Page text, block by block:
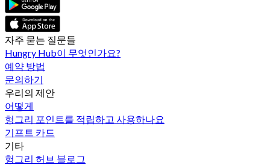
자주 묻는 질문들
Hungry Hub이 무엇인가요?
예약 방법
문의하기
우리의 제안
어떻게
헝그리 포인트를 적립하고 사용하나요
기프트 카드
기타
헝그리 허브 블로그